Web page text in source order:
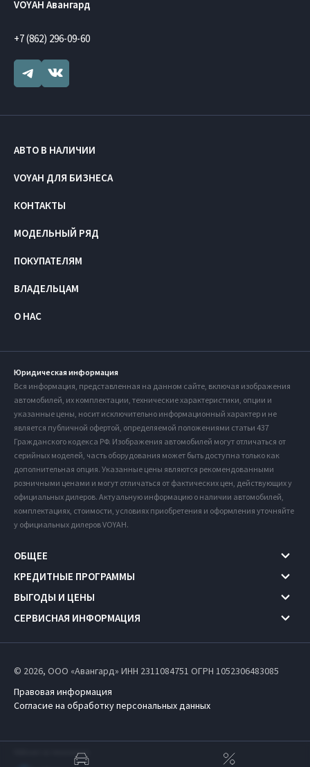
VOYAH Авангард
+7 (862) 296-09-60
АВТО В НАЛИЧИИ
VOYAH ДЛЯ БИЗНЕСА
КОНТАКТЫ
МОДЕЛЬНЫЙ РЯД
ПОКУПАТЕЛЯМ
ВЛАДЕЛЬЦАМ
О НАС
Юридическая информация
Вся информация, представленная на данном сайте, включая изображения
автомобилей, их комплектации, технические характеристики, опции и
указанные цены, носит исключительно информационный характер и не
является публичной офертой, определяемой положениями статьи 437
Гражданского кодекса РФ. Изображения автомобилей могут отличаться от
серийных моделей, часть оборудования может быть доступна только как
дополнительная опция. Указанные цены являются рекомендованными
розничными ценами и могут отличаться от фактических цен, действующих у
официальных дилеров. Актуальную информацию о наличии автомобилей,
комплектациях, стоимости, условиях приобретения и оформления уточняйте
у официальных дилеров VOYAH.
ОБЩЕЕ
КРЕДИТНЫЕ ПРОГРАММЫ
ВЫГОДЫ И ЦЕНЫ
СЕРВИСНАЯ ИНФОРМАЦИЯ
© 2026, ООО «Авангард» ИНН 2311084751 ОГРН 1052306483085
Правовая информация
Согласие на обработку персональных данных
Работает на технологиях